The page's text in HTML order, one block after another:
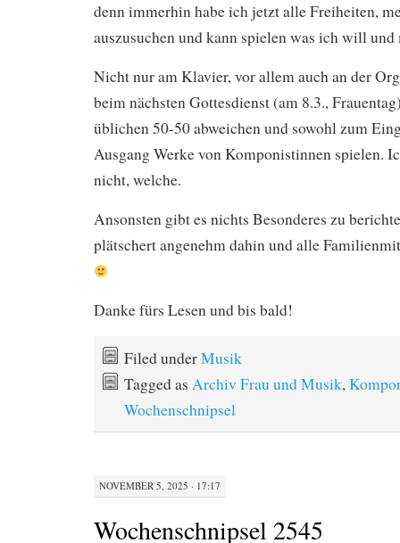
denn immerhin habe ich jetzt alle Freiheiten,
auszusuchen und kann spielen was ich will und
Nicht nur am Klavier, vor allem auch an der
beim nächsten Gottesdienst (am 8.3.,
üblichen 50-50 abweichen und sowohl zum
Ausgang Werke von Komponistinnen spielen.
nicht, welche.
Ansonsten gibt es nichts Besonderes zu
plätschert angenehm dahin und alle
Danke fürs Lesen und bis bald!
Filed underMusik
Tagged as Archiv Frau und Musik,
Wochenschnipsel
NOVEMBER 5, 2025 · 17:17
Wochenschnipsel 2545